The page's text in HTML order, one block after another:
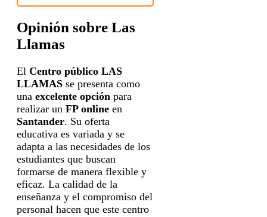
Opinión sobre Las
Llamas
El Centro público LAS
LLAMAS se presenta como
una excelente opción para
realizar un FP online en
Santander. Su oferta
educativa es variada y se
adapta a las necesidades de los
estudiantes que buscan
formarse de manera flexible y
eficaz. La calidad de la
enseñanza y el compromiso del
personal hacen que este centro